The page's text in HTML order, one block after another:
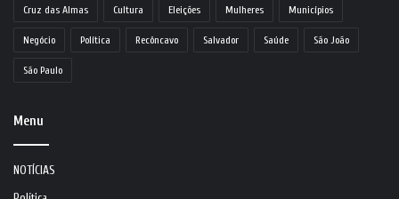
Cruz das Almas Cultura Eleições Mulheres Municípios
Negócio Política Recôncavo Salvador Saúde São João
São Paulo
Menu
NOTÍCIAS